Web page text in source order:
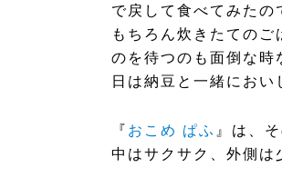
で戻して食べてみたの
もちろん炊きたての
のを待つのも面倒な時
日は納豆と一緒におい
『 おこめ ぱふ 』は、
中はサクサク、外側は